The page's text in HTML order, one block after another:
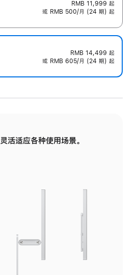
RMB 11,999 起
或 RMB 500/月 (24 期) 起
RMB 14,499 起
或 RMB 605/月 (24 期) 起
活适应各种使用场景。